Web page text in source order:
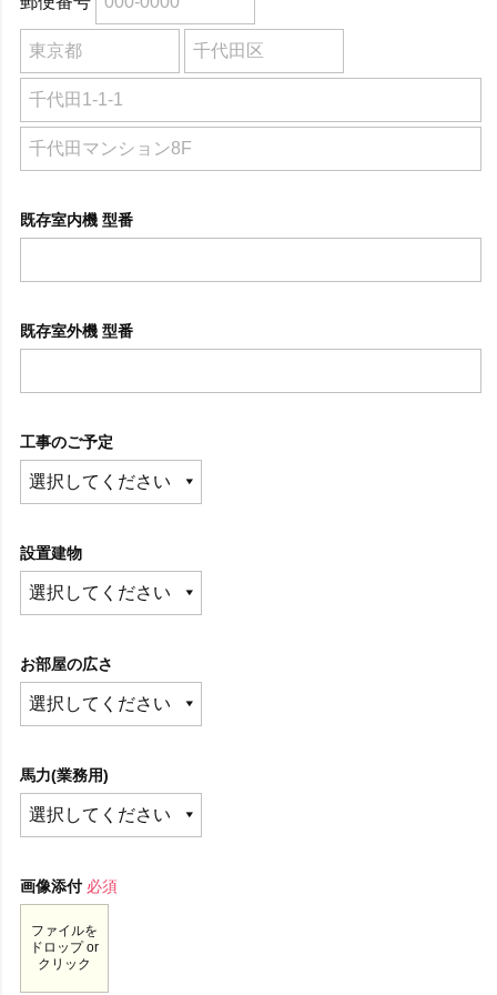
既存室内機 型番
既存室外機 型番
工事のご予定
設置建物
お部屋の広さ
馬力(業務用)
画像添付 必須
ファイルを
ドロップ or
クリック